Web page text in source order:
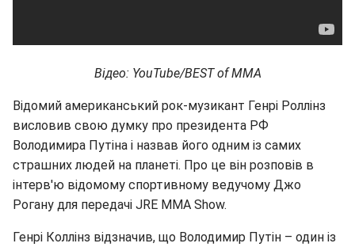
Відео: YouTube/BEST of ММА
Відомий американський рок-музикант Генрі Роллінз
висловив свою думку про президента РФ
Володимира Путіна і назвав його одним із самих
страшних людей на планеті. Про це він розповів в
інтерв'ю відомому спортивному ведучому Джо
Рогану для передачі JRE MMA Show.
Генрі Коллінз відзначив, що Володимир Путін – один із